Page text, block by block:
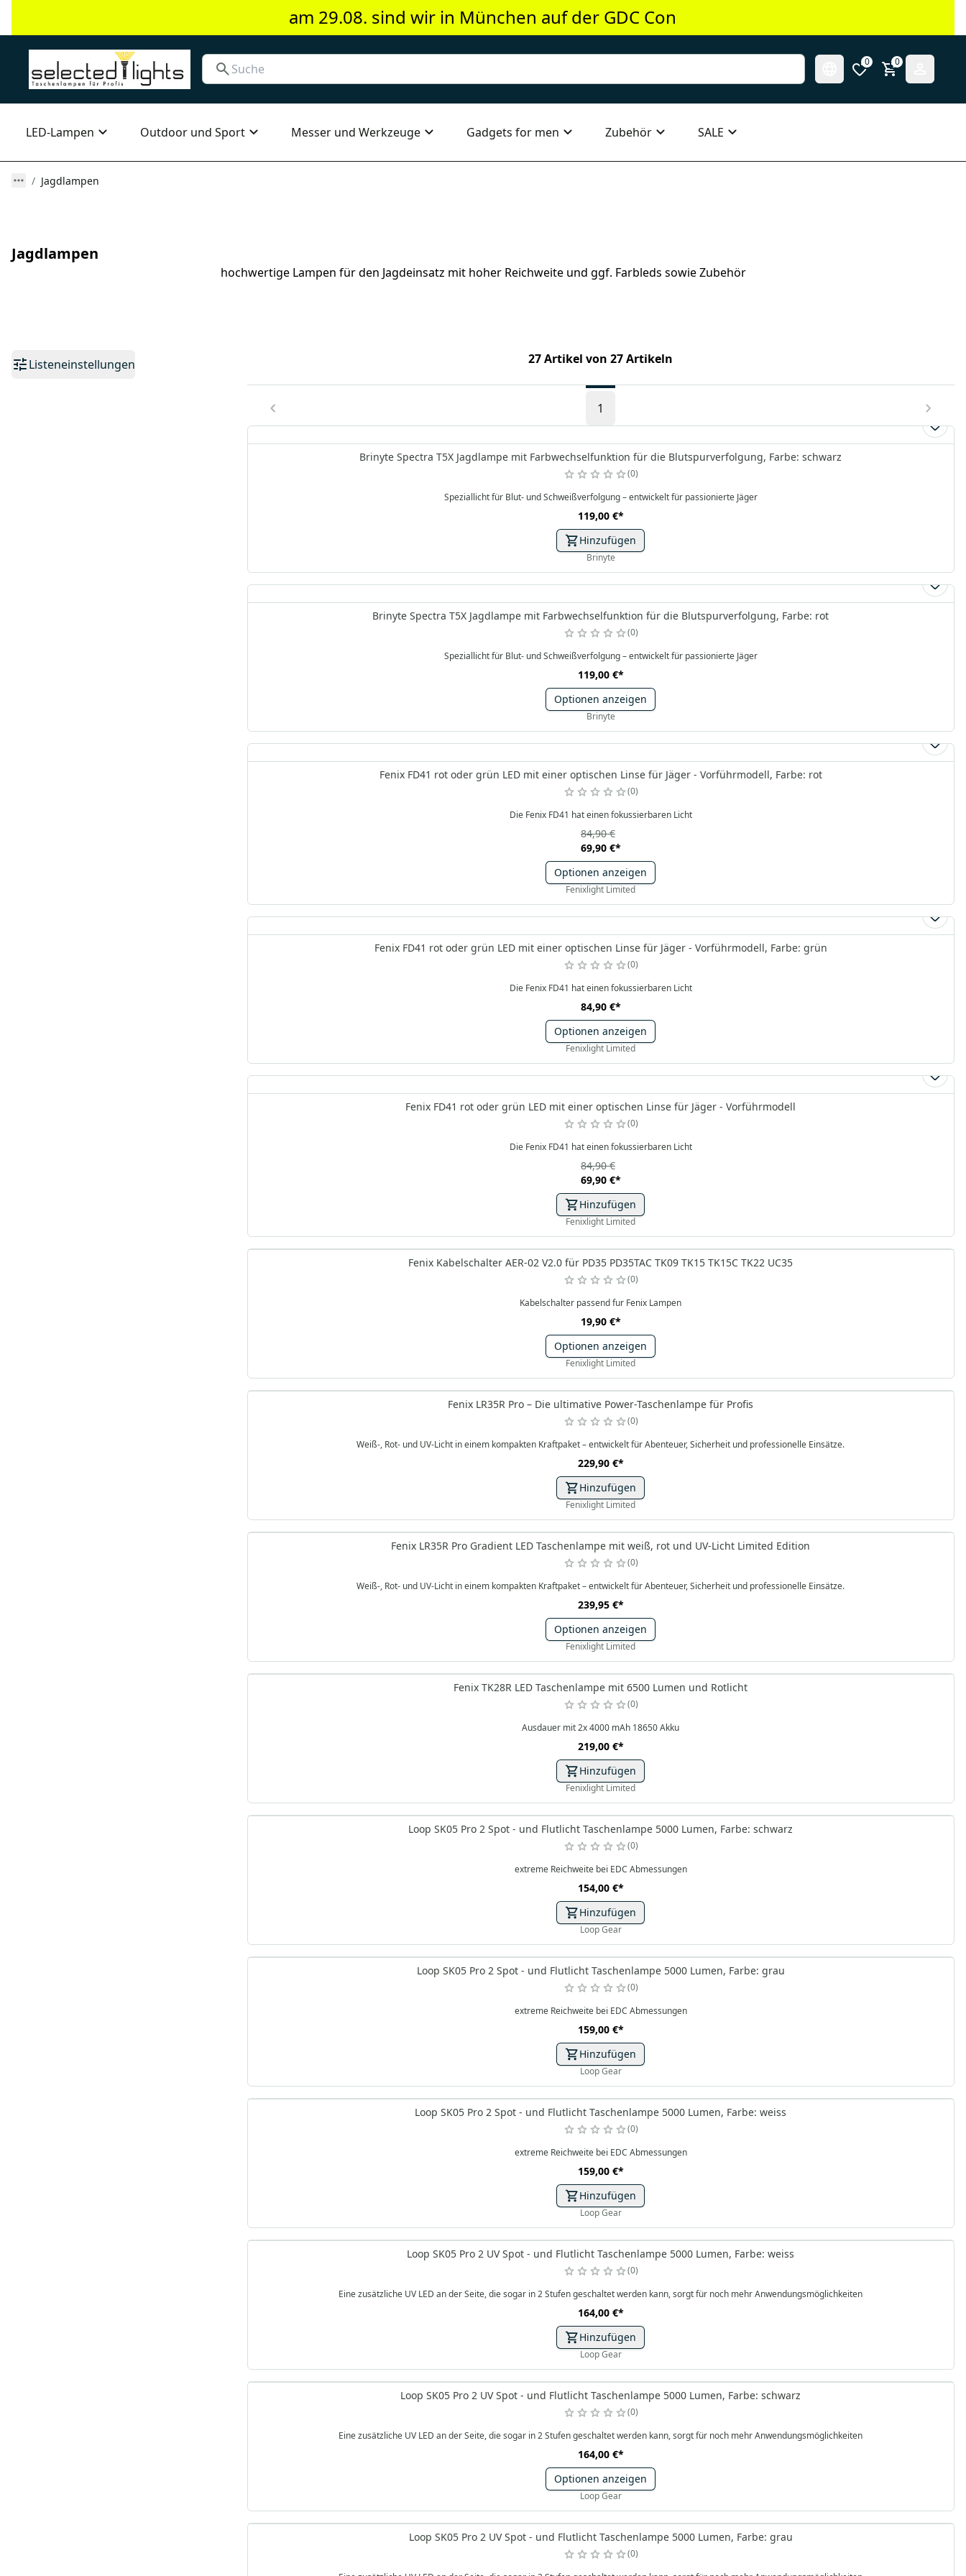
am 29.08. sind wir in München auf der GDC Con
0 0
LED-Lampen Outdoor und Sport Messer und Werkzeuge Gadgets for men Zubehör SALE
Jagdlampen
Jagdlampen
hochwertige Lampen für den Jagdeinsatz mit hoher Reichweite und ggf. Farbleds sowie Zubehör
Listeneinstellungen 27 Artikel von 27 Artikeln
1
Brinyte Spectra T5X Jagdlampe mit Farbwechselfunktion für die Blutspurverfolgung, Farbe: schwarz
0
Speziallicht für Blut- und Schweißverfolgung – entwickelt für passionierte Jäger
119,00 €*
Hinzufügen
Brinyte
Brinyte Spectra T5X Jagdlampe mit Farbwechselfunktion für die Blutspurverfolgung, Farbe: rot
0
Speziallicht für Blut- und Schweißverfolgung – entwickelt für passionierte Jäger
119,00 €*
Optionen anzeigen
Brinyte
Fenix FD41 rot oder grün LED mit einer optischen Linse für Jäger - Vorführmodell, Farbe: rot
0
Die Fenix FD41 hat einen fokussierbaren Licht
69,90 €*
84,90 €
Optionen anzeigen
Fenixlight Limited
Fenix FD41 rot oder grün LED mit einer optischen Linse für Jäger - Vorführmodell, Farbe: grün
0
Die Fenix FD41 hat einen fokussierbaren Licht
84,90 €*
Optionen anzeigen
Fenixlight Limited
Fenix FD41 rot oder grün LED mit einer optischen Linse für Jäger - Vorführmodell
0
Die Fenix FD41 hat einen fokussierbaren Licht
69,90 €*
84,90 €
Hinzufügen
Fenixlight Limited
Fenix Kabelschalter AER-02 V2.0 für PD35 PD35TAC TK09 TK15 TK15C TK22 UC35
0
Kabelschalter passend fur Fenix Lampen
19,90 €*
Optionen anzeigen
Fenixlight Limited
Fenix LR35R Pro – Die ultimative Power-Taschenlampe für Profis
0
Weiß-, Rot- und UV-Licht in einem kompakten Kraftpaket – entwickelt für Abenteuer, Sicherheit und professionelle Einsätze.
229,90 €*
Hinzufügen
Fenixlight Limited
Fenix LR35R Pro Gradient LED Taschenlampe mit weiß, rot und UV-Licht Limited Edition
0
Weiß-, Rot- und UV-Licht in einem kompakten Kraftpaket – entwickelt für Abenteuer, Sicherheit und professionelle Einsätze.
239,95 €*
Optionen anzeigen
Fenixlight Limited
Fenix TK28R LED Taschenlampe mit 6500 Lumen und Rotlicht
0
Ausdauer mit 2x 4000 mAh 18650 Akku
219,00 €*
Hinzufügen
Fenixlight Limited
Loop SK05 Pro 2 Spot - und Flutlicht Taschenlampe 5000 Lumen, Farbe: schwarz
0
extreme Reichweite bei EDC Abmessungen
154,00 €*
Hinzufügen
Loop Gear
Loop SK05 Pro 2 Spot - und Flutlicht Taschenlampe 5000 Lumen, Farbe: grau
0
extreme Reichweite bei EDC Abmessungen
159,00 €*
Hinzufügen
Loop Gear
Loop SK05 Pro 2 Spot - und Flutlicht Taschenlampe 5000 Lumen, Farbe: weiss
0
extreme Reichweite bei EDC Abmessungen
159,00 €*
Hinzufügen
Loop Gear
Loop SK05 Pro 2 UV Spot - und Flutlicht Taschenlampe 5000 Lumen, Farbe: weiss
0
Eine zusätzliche UV LED an der Seite, die sogar in 2 Stufen geschaltet werden kann, sorgt für noch mehr Anwendungsmöglichkeiten
164,00 €*
Hinzufügen
Loop Gear
Loop SK05 Pro 2 UV Spot - und Flutlicht Taschenlampe 5000 Lumen, Farbe: schwarz
0
Eine zusätzliche UV LED an der Seite, die sogar in 2 Stufen geschaltet werden kann, sorgt für noch mehr Anwendungsmöglichkeiten
164,00 €*
Optionen anzeigen
Loop Gear
Loop SK05 Pro 2 UV Spot - und Flutlicht Taschenlampe 5000 Lumen, Farbe: grau
0